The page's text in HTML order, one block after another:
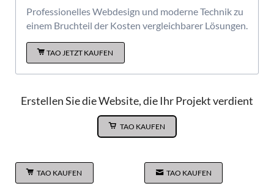
Professionelles Webdesign und moderne Technik zu
einem Bruchteil der Kosten vergleichbarer Lösungen.
TAO JETZT KAUFEN
Erstellen Sie die Website, die Ihr Projekt verdient
TAO KAUFEN
TAO KAUFEN TAO KAUFEN